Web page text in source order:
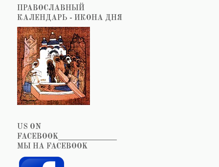
ПРАВОСЛАВНЫЙ
КАЛЕНДАРЬ - ИКОНА ДНЯ
US ON
FACEBOOK_______________
МЫ НА FACEBOOK